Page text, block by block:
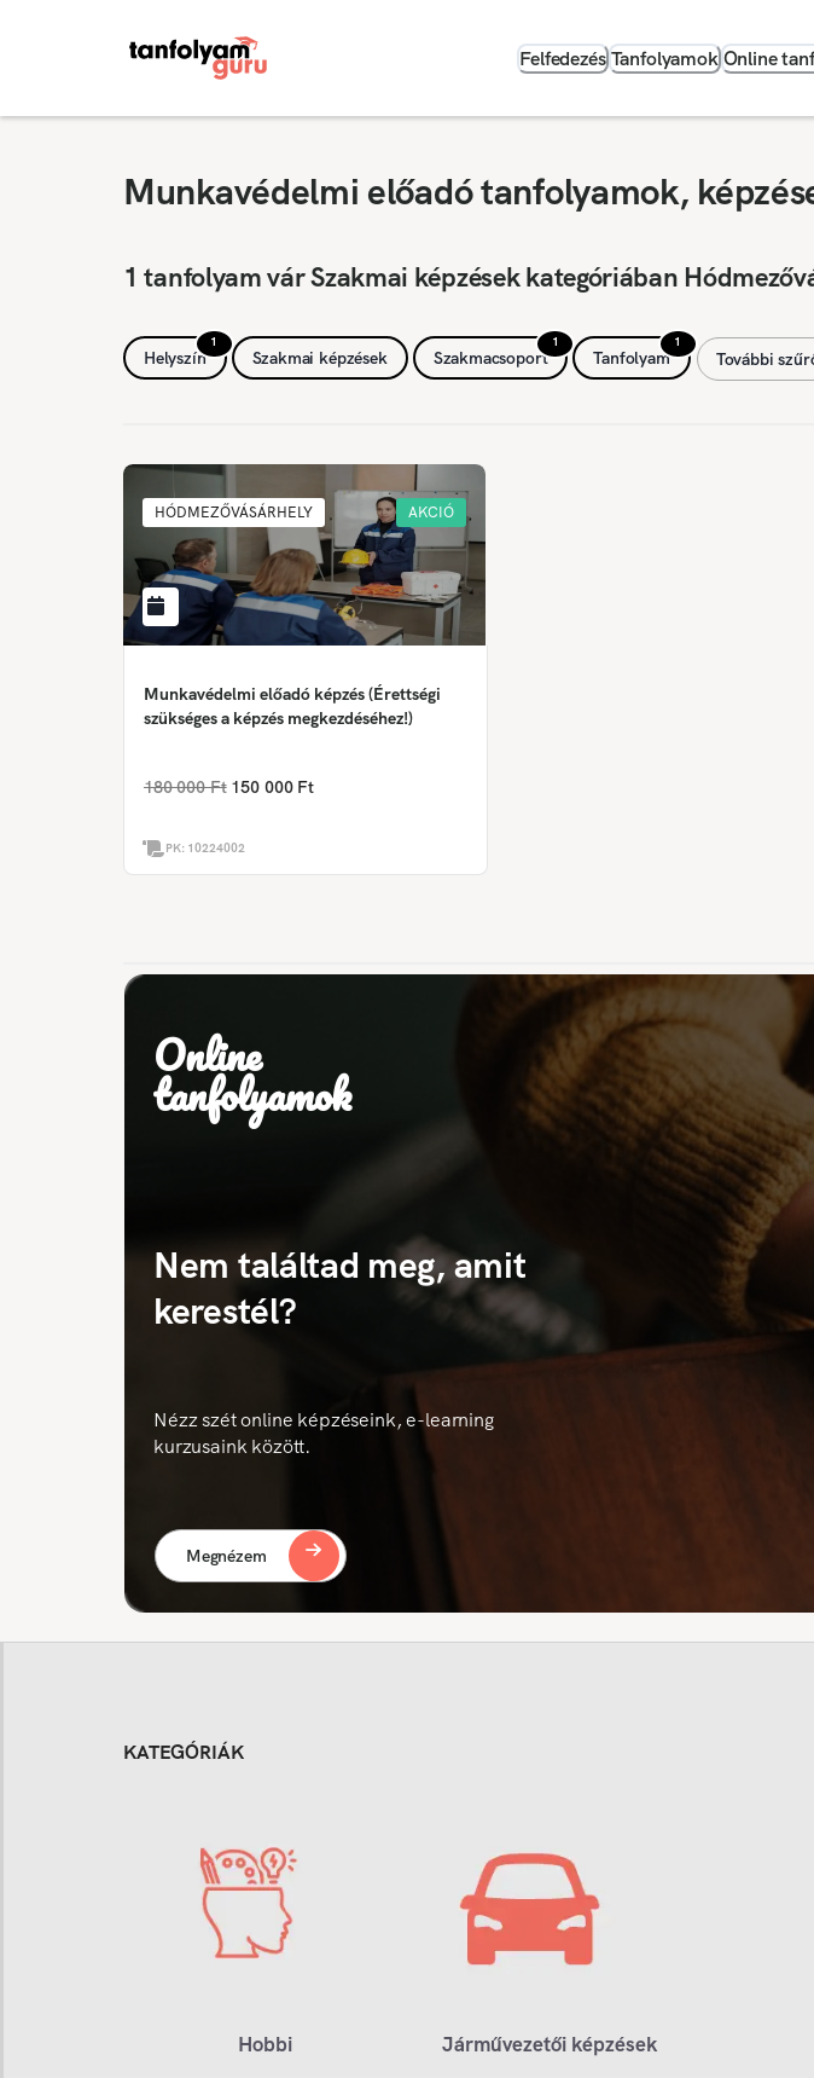
Felfedezés Tanfolyamok Online
Munkavédelmi előadó tanfolyamok,
1 tanfolyam vár Szakmai képzések kategóriában
1
Helyszín Szakmai képzések
1
Szakmacsoport
1
Tanfolyam További
HÓDMEZŐVÁSÁRHELY AKCIÓ
Munkavédelmi előadó képzés (Érettségi
szükséges a képzés megkezdéséhez!)
180 000 Ft 150 000 Ft
PK: 10224002
Online
tanfolyamok
Nem találtad meg, amit
kerestél?
Nézz szét online képzéseink, e-learning
kurzusaink között.
Megnézem
KATEGÓRIÁK
Hobbi Járművezetői képzések